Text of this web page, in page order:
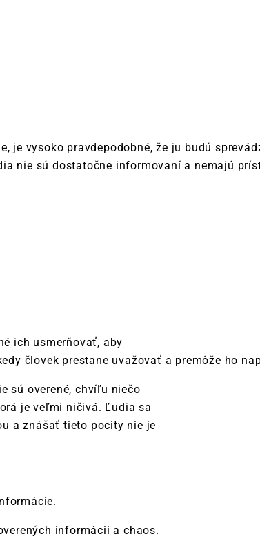
je vysoko pravdepodobné, že ju budú
nie sú dostatočne informovaní a nemajú
ich usmerňovať, aby
človek prestane uvažovať a premôže ho
sú overené, chvíľu niečo
je veľmi ničivá. Ľudia sa
a znášať tieto pocity nie je
informácii a chaos.